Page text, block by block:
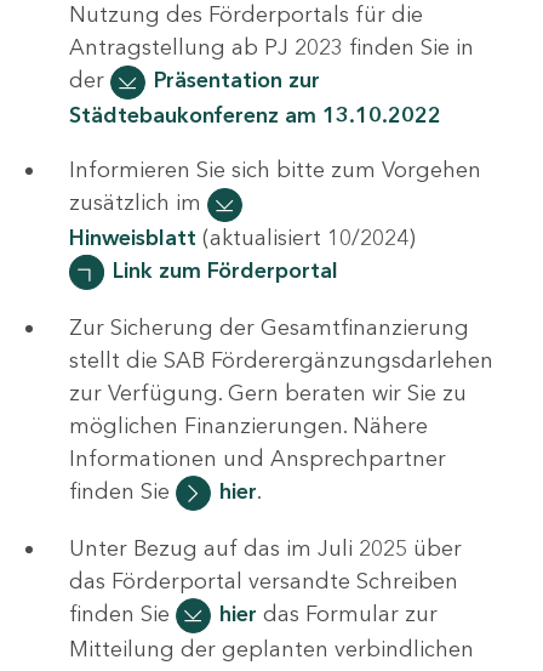
Nutzung des Förderportals für die
Antragstellung ab PJ 2023 finden Sie in
der
Präsentation zur
Städtebaukonferenz am 13.10.2022​​​​​
Informieren Sie sich bitte zum Vorgehen
zusätzlich im
Hinweisblatt (aktualisiert 10/2024)
Link zum Förderportal
Zur Sicherung der Gesamtfinanzierung
stellt die SAB Förderergänzungsdarlehen
zur Verfügung. Gern beraten wir Sie zu
möglichen Finanzierungen. Nähere
Informationen und Ansprechpartner
finden Sie
hier.
Unter Bezug auf das im Juli 2025 über
das Förderportal versandte Schreiben
finden Sie
hier das Formular zur
Mitteilung der geplanten verbindlichen